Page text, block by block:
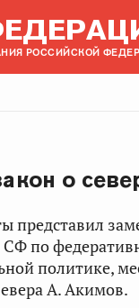
РОССИЙСКОЙ
о
представил
по
политике,
А. Акимов.